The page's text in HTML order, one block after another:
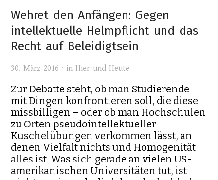
Wehret den Anfängen: Gegen
intellektuelle Helmpflicht und das
Recht auf Beleidigtsein
30. März 2016 · in Hier und Heute
Zur Debatte steht, ob man Studierende
mit Dingen konfrontieren soll, die diese
missbilligen – oder ob man Hochschulen
zu Orten pseudointellektueller
Kuschelübungen verkommen lässt, an
denen Vielfalt nichts und Homogenität
alles ist. Was sich gerade an vielen US-
amerikanischen Universitäten tut, ist